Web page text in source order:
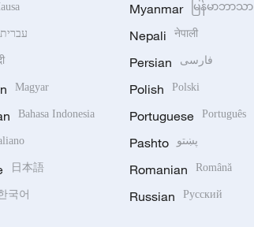
עברית
Magyar
Bahasa Indonesia
日本語
국어
Myanmar မြန်မာဘာသာ
Nepali नेपाली
Persian فارسی
Polish Polski
Portuguese Português
Pashto پښتو
Romanian Română
Russian Русский